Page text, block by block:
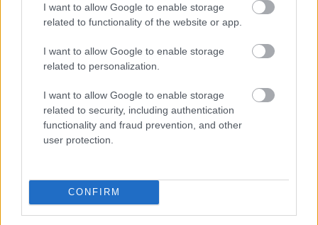
I want to allow Google to enable storage
related to functionality of the website or app.
I want to allow Google to enable storage
related to personalization.
I want to allow Google to enable storage
related to security, including authentication
functionality and fraud prevention, and other
user protection.
CONFIRM
Merénylet Marseille-ben II.
A magyar kapcsolat
György Sándor Balázs•2016. január 14.
Legutóbb ott hagytuk el a fonalat, hogy I. Sándor
király és Barthou külügyminiszter Marseille-ben
történt meggyilkolása hatalmas felzúdulást váltott
ki mindkét országban, és népszövetségi vizsgálatot
Ekkor került képbe Olaszország és Magyarország…